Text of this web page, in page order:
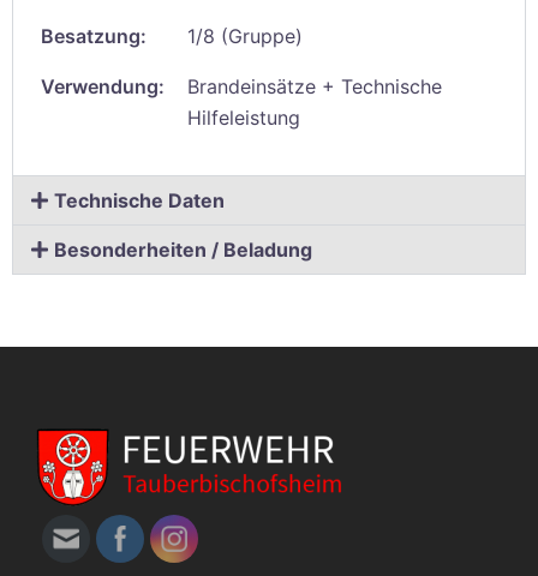
Besatzung: 1/8 (Gruppe)
Verwendung:
Brandeinsätze + Technische
Hilfeleistung
Technische Daten
Besonderheiten / Beladung